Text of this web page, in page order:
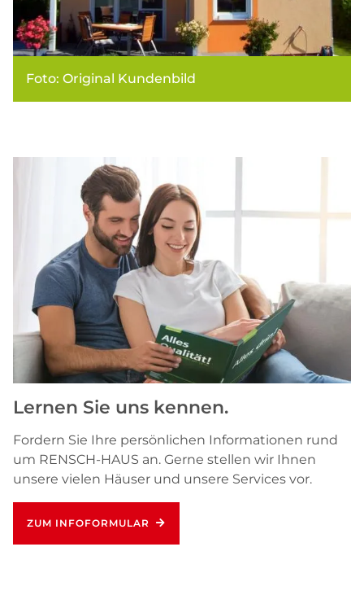
Foto: Original Kundenbild
Lernen Sie uns kennen.
Fordern Sie Ihre persönlichen Informationen rund
um RENSCH-HAUS an. Gerne stellen wir Ihnen
unsere vielen Häuser und unsere Services vor.
ZUM INFOFORMULAR